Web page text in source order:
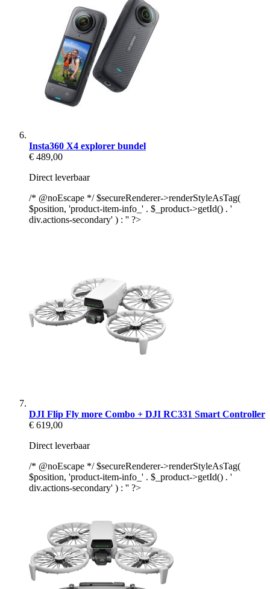
Insta360 X4 explorer bundel
€ 489,00
Direct leverbaar
/* @noEscape */ $secureRenderer->renderStyleAsTag(
$position, 'product-item-info_' . $_product->getId() . '
div.actions-secondary' ) : '' ?>
DJI Flip Fly more Combo + DJI RC331 Smart Controller
€ 619,00
Direct leverbaar
/* @noEscape */ $secureRenderer->renderStyleAsTag(
$position, 'product-item-info_' . $_product->getId() . '
div.actions-secondary' ) : '' ?>